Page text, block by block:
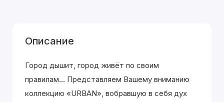
Описание
Город дышит, город живёт по своим
правилам... Представляем Вашему вниманию
коллекцию «URBAN», вобравшую в себя дух